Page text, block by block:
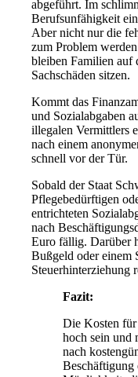
abgeführt. Im
Berufsunfähigkeit
Aber nicht nur die
zum Problem
bleiben Familien auf
Sachschäden sitzen.
Kommt das
und Sozialabgaben
illegalen Vermittlers
nach einem
schnell vor der Tür.
Sobald der Staat
Pflegebedürftigen
entrichteten
nach
Euro fällig. Darüber
Bußgeld oder einem
Steuerhinterziehung
Fazit:
Die Kosten für
hoch sein und
nach
Beschäftigung